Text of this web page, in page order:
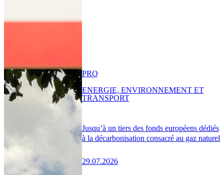
Jusqu’à un tiers des fonds européens dédiés
à la décarbonisation consacré au gaz naturel
29.07.2026
PRO
ENERGIE, ENVIRONNEMENT ET
TRANSPORT